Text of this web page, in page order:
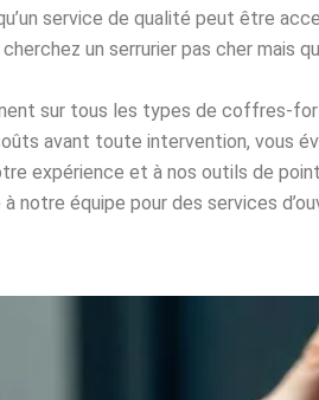
service de qualité peut être
cherchez un serrurier pas cher mais
sur tous les types de coffres-
avant toute intervention, vous
expérience et à nos outils de
notre équipe pour des services